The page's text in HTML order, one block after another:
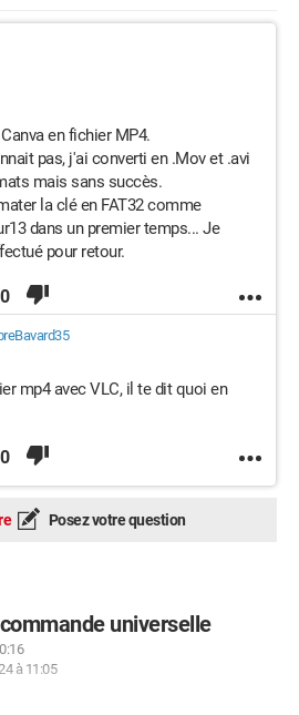
en fichier MP4.
pas, j'ai converti en .Mov et .avi
mais sans succès.
la clé en FAT32 comme
dans un premier temps... Je
pour retour.
0
mp4 avec VLC, il te dit quoi en
0
Posez votre question
universelle
à 11:05